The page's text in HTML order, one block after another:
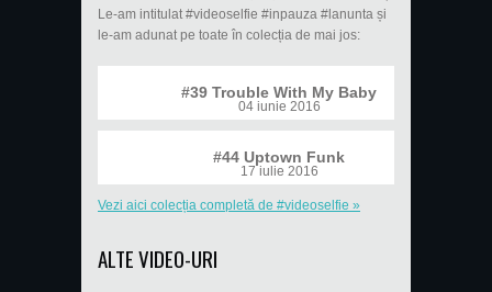
Le-am intitulat #videoselfie #inpauza #lanunta și
le-am adunat pe toate în colecția de mai jos:
#39 Trouble With My Baby
04 iunie 2016
#44 Uptown Funk
17 iulie 2016
Vezi aici colecția completă de #videoselfie »
ALTE VIDEO-URI